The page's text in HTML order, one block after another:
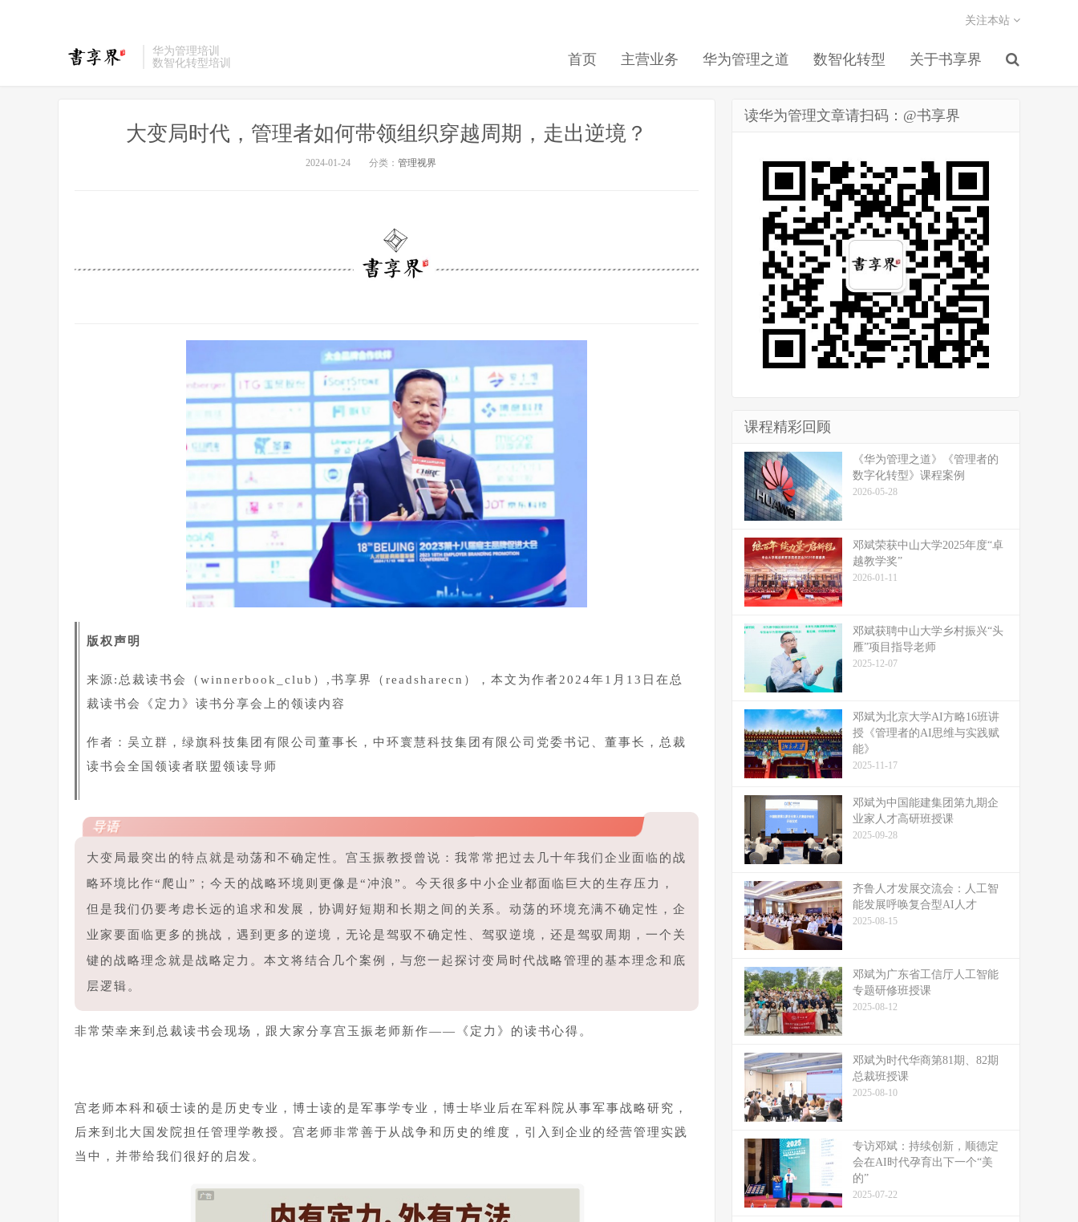
华为管理培训
数智化转型培训
首页 主营业务 华为管理之道 数智化转型 关于书享界
关注本站
大变局时代，管理者如何带领组织穿越周期，走出逆境？
2024-01-24 分类： 管理视界
版权声明
来源:总裁读书会（winnerbook_club）,书享界（readsharecn）
，本文为作者2024年1月13日在总
裁读书会《定力》读书分享会上的领读内容
作者： 吴立群，绿旗科技集团有限公司董事长，中环寰慧科技集团有限公司党委书记、董事长，总裁
读书会全国领读者联盟领读导师
导语
大变局最突出的特点就是动荡和不确定性。宫玉振教授曾说：我常常把过去几十年我们企业面临的战
略环境比作“爬山”；今天的战略环境则更像是“冲浪”。今天很多中小企业都面临巨大的生存压力，
但是我们仍要考虑长远的追求和发展，协调好短期和长期之间的关系。动荡的环境充满不确定性，企
业家要面临更多的挑战，遇到更多的逆境，无论是驾驭不确定性、驾驭逆境，还是驾驭周期，一个关
键的战略理念就是战略定力。本文将结合几个案例，与您一起探讨变局时代战略管理的基本理念和底
层逻辑。
非常荣幸来到总裁读书会现场，跟大家分享宫玉振老师新作——《定力》的读书心得。
宫老师本科和硕士读的是历史专业，博士读的是军事学专业，博士毕业后在军科院从事军事战略研究，
后来到北大国发院担任管理学教授。宫老师非常善于从战争和历史的维度，引入到企业的经营管理实践
当中，并带给我们很好的启发。
读华为管理文章请扫码：@书享界
课程精彩回顾
《华为管理之道》《管理者的
数字化转型》课程案例
2026-05-28
邓斌荣获中山大学2025年度“卓
越教学奖”
2026-01-11
邓斌获聘中山大学乡村振兴“头
雁”项目指导老师
2025-12-07
邓斌为北京大学AI方略16班讲
授《管理者的AI思维与实践赋
能》
2025-11-17
邓斌为中国能建集团第九期企
业家人才高研班授课
2025-09-28
齐鲁人才发展交流会：人工智
能发展呼唤复合型AI人才
2025-08-15
邓斌为广东省工信厅人工智能
专题研修班授课
2025-08-12
邓斌为时代华商第81期、82期
总裁班授课
2025-08-10
专访邓斌：持续创新，顺德定
会在AI时代孕育出下一个“美
的”
2025-07-22